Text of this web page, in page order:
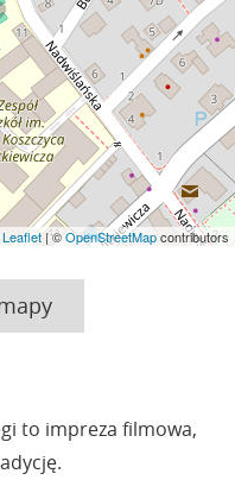
Leaflet | ©OpenStreetMapcontributors
to impreza filmowa,